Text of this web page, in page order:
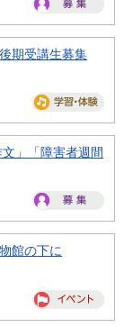
期受講生募集
」「障害者週間
館の下に